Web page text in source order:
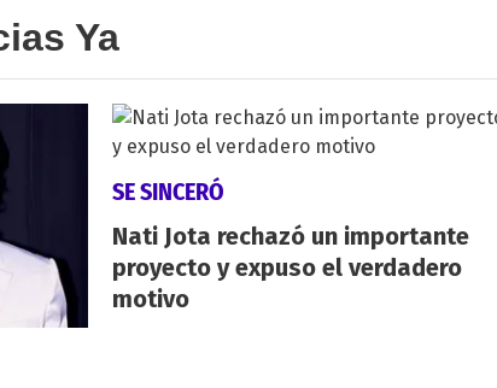
Ya
SE SINCERÓ
Nati Jota rechazó un importante
proyecto y expuso el verdadero
motivo